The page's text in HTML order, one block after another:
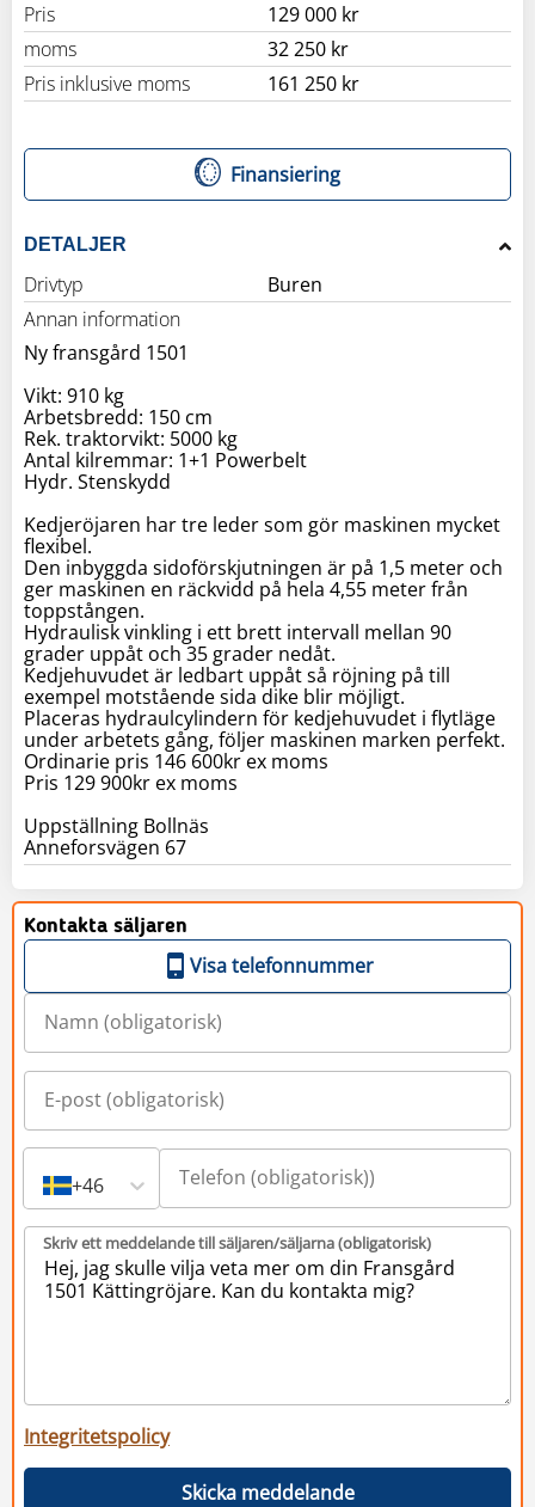
Pris
129 000 kr
moms
32 250 kr
Pris inklusive moms
161 250 kr
Finansiering
DETALJER
Drivtyp
Buren
Annan information
Ny fransgård 1501
Vikt: 910 kg
Arbetsbredd: 150 cm
Rek. traktorvikt: 5000 kg
Antal kilremmar: 1+1 Powerbelt
Hydr. Stenskydd
Kedjeröjaren har tre leder som gör maskinen mycket
flexibel.
Den inbyggda sidoförskjutningen är på 1,5 meter och
ger maskinen en räckvidd på hela 4,55 meter från
toppstången.
Hydraulisk vinkling i ett brett intervall mellan 90
grader uppåt och 35 grader nedåt.
Kedjehuvudet är ledbart uppåt så röjning på till
exempel motstående sida dike blir möjligt.
Placeras hydraulcylindern för kedjehuvudet i flytläge
under arbetets gång, följer maskinen marken perfekt.
Ordinarie pris 146 600kr ex moms
Pris 129 900kr ex moms
Uppställning Bollnäs
Anneforsvägen 67
Kontakta säljaren
Visa telefonnummer
+46
Skriv ett meddelande till säljaren/säljarna (obligatorisk)
Integritetspolicy
Skicka meddelande